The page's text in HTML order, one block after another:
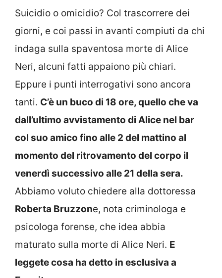
Suicidio o omicidio? Col trascorrere dei
giorni, e coi passi in avanti compiuti da chi
indaga sulla spaventosa morte di Alice
Neri, alcuni fatti appaiono più chiari.
Eppure i punti interrogativi sono ancora
tanti. C’è un buco di 18 ore, quello che va
dall’ultimo avvistamento di Alice nel bar
col suo amico fino alle 2 del mattino al
momento del ritrovamento del corpo il
venerdì successivo alle 21 della sera.
Abbiamo voluto chiedere alla dottoressa
Roberta Bruzzone, nota criminologa e
psicologa forense, che idea abbia
maturato sulla morte di Alice Neri. E
leggete cosa ha detto in esclusiva a